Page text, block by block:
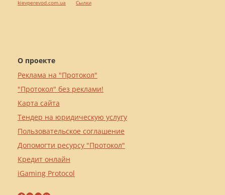
О проекте
Реклама на "Протокол"
"Протокол" без реклами!
Карта сайта
Тендер на юридическую услугу
Пользовательское соглашение
Допомогти ресурсу "Протокол"
Кредит онлайн
iGaming Protocol
kievperevod.com.ua
Cылки